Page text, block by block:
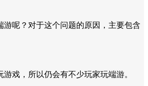
呢？对于这个问题的原因，主要包含
戏，所以仍会有不少玩家玩端游。